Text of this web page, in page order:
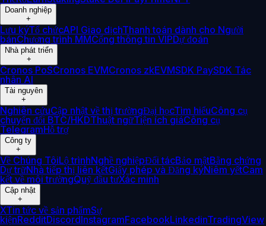
Doanh nghiệp
+
Lưu kýTổ chứcAPI Giao dịchThanh toán dành cho Người
bánChương trình MMCổng thông tin VIPDự đoán
Nhà phát triển
+
Cronos PoSCronos EVMCronos zkEVMSDK PaySDK Tác
nhân AI
Tài nguyên
+
Nghiên cứuCập nhật về thị trườngĐại họcTìm hiểuCông cụ
chuyển đổi BTC/HKDThuật ngữTiện ích giáCông cụ
TelegramHỗ trợ
Công ty
+
Về Chúng TôiLộ trìnhNghề nghiệpĐối tácBảo mậtBằng chứng
Dự trữNhà tiếp thị liên kếtGiấy phép và Đăng kýNiêm yếtCam
kết về môi trườngQuỹ đầu tưXác minh
Cập nhật
+
XTin tức về sản phẩmSự
kiệnRedditDiscordInstagramFacebookLinkedinTradingView